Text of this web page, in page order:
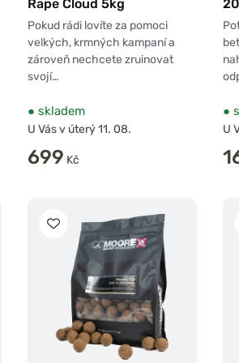
Rape Cloud 5kg
Pokud rádi lovíte za pomoci
velkých, krmných kampaní a
zároveň nechcete zruinovat
svojí…
● skladem
U Vás v úterý 11. 08.
699 Kč
●
U